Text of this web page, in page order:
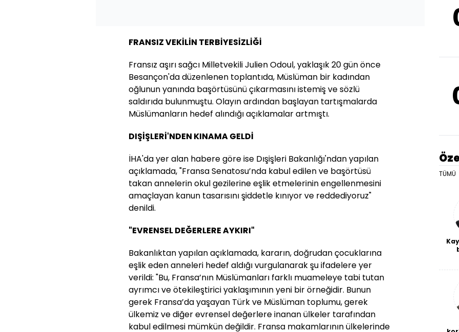
FRANSIZ VEKİLİN TERBİYESİZLİĞİ
Fransız aşırı sağcı Milletvekili Julien Odoul, yaklaşık 20 gün önce
Besançon'da düzenlenen toplantıda, Müslüman bir kadından
oğlunun yanında başörtüsünü çıkarmasını istemiş ve sözlü
saldırıda bulunmuştu. Olayın ardından başlayan tartışmalarda
Müslümanların hedef alındığı açıklamalar artmıştı.
DIŞİŞLERİ'NDEN KINAMA GELDİ
İHA'da yer alan habere göre ise Dışişleri Bakanlığı'ndan yapılan
açıklamada, "Fransa Senatosu’nda kabul edilen ve başörtüsü
takan annelerin okul gezilerine eşlik etmelerinin engellenmesini
amaçlayan kanun tasarısını şiddetle kınıyor ve reddediyoruz"
denildi.
"EVRENSEL DEĞERLERE AYKIRI"
Bakanlıktan yapılan açıklamada, kararın, doğrudan çocuklarına
eşlik eden anneleri hedef aldığı vurgulanarak şu ifadelere yer
verildi: "Bu, Fransa’nın Müslümanları farklı muameleye tabi tutan
ayrımcı ve ötekileştirici yaklaşımının yeni bir örneğidir. Bunun
gerek Fransa’da yaşayan Türk ve Müslüman toplumu, gerek
ülkemiz ve diğer evrensel değerlere inanan ülkeler tarafından
kabul edilmesi mümkün değildir. Fransa makamlarının ülkelerinde
TÜMÜ